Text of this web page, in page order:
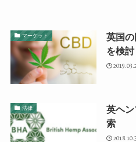
マーケット
英国
を検討
法律
英ヘ
索